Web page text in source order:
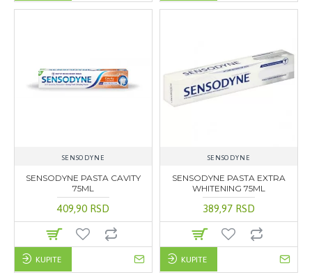
SENSODYNE
SENSODYNE PASTA CAVITY
75ML
409,90 RSD
KUPITE
SENSODYNE
SENSODYNE PASTA EXTRA
WHITENING 75ML
389,97 RSD
KUPITE